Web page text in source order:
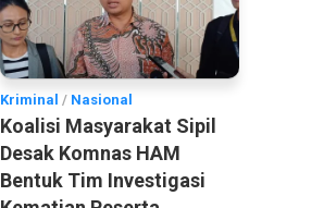
Kriminal / Nasional
Koalisi Masyarakat Sipil
Desak Komnas HAM
Bentuk Tim Investigasi